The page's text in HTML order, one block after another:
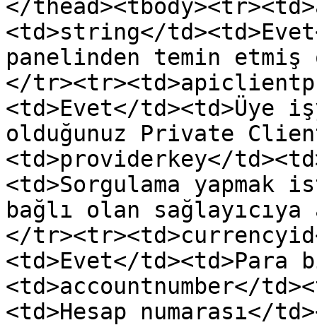
</
<td>string</
panelinden temin
</
<td>Evet</td><td>Üye
olduğunuz Private
<td>providerkey</
<td>Sorgulama yapmak
bağlı olan
</
<td>Evet</
<td>accountnumber</
<td>Hesap numarası</